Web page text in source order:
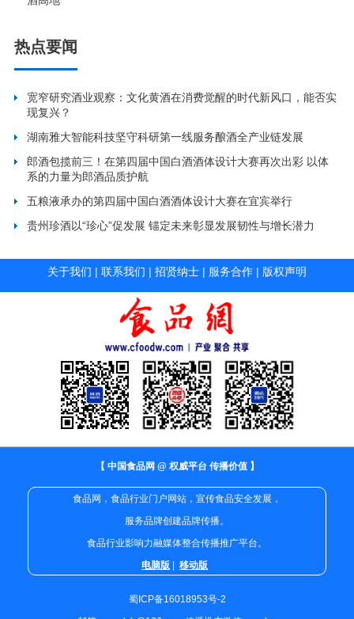
热点要闻
宽窄研究酒业观察：文化黄酒在消费觉醒的时代新风口，能否实
现复兴？
湖南雅大智能科技坚守科研第一线服务酿酒全产业链发展
郎酒包揽前三！在第四届中国白酒酒体设计大赛再次出彩 以体
系的力量为郎酒品质护航
五粮液承办的第四届中国白酒酒体设计大赛在宜宾举行
贵州珍酒以“珍心”促发展 锚定未来彰显发展韧性与增长潜力
关于我们 | 联系我们 | 招贤纳士 | 服务合作 | 版权声明
【 中国食品网 @ 权威平台 传播价值 】
食品网，食品行业门户网站，宣传食品安全发展，
服务品牌创建品牌传播。
食品行业影响力融媒体整合传播推广平台。
电脑版
移动版
蜀ICP备16018953号-2